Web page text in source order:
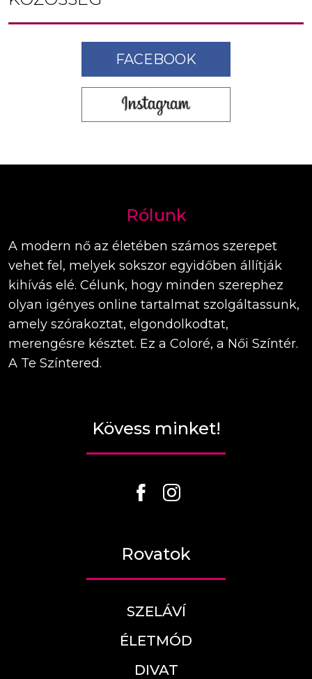
FACEBOOK
Rólunk
A modern nő az életében számos szerepet
vehet fel, melyek sokszor egyidőben állítják
kihívás elé. Célunk, hogy minden szerephez
olyan igényes online tartalmat szolgáltassunk,
amely szórakoztat, elgondolkodtat,
merengésre késztet. Ez a Coloré, a Női Színtér.
A Te Színtered.
Kövess minket!
Rovatok
SZELÁVÍ
ÉLETMÓD
DIVAT